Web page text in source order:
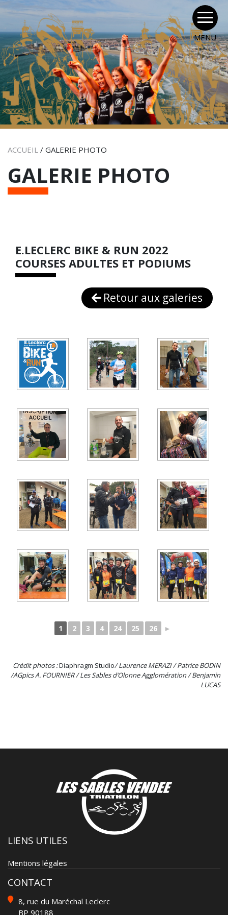
ACCUEIL / GALERIE PHOTO
GALERIE PHOTO
E.LECLERC BIKE & RUN 2022
COURSES ADULTES ET PODIUMS
Retour aux galeries
1 2 3 4 24 25 26 ►
Crédit photos :Diaphragm Studio/ Laurence MERAZI / Patrice BODIN
/AGpics A. FOURNIER / Les Sables d’Olonne Agglomération / Benjamin
LUCAS
LIENS UTILES
Mentions légales
CONTACT
8, rue du Maréchal Leclerc
BP 90188
MENU
LE CLUB
LA VIE DU CLUB